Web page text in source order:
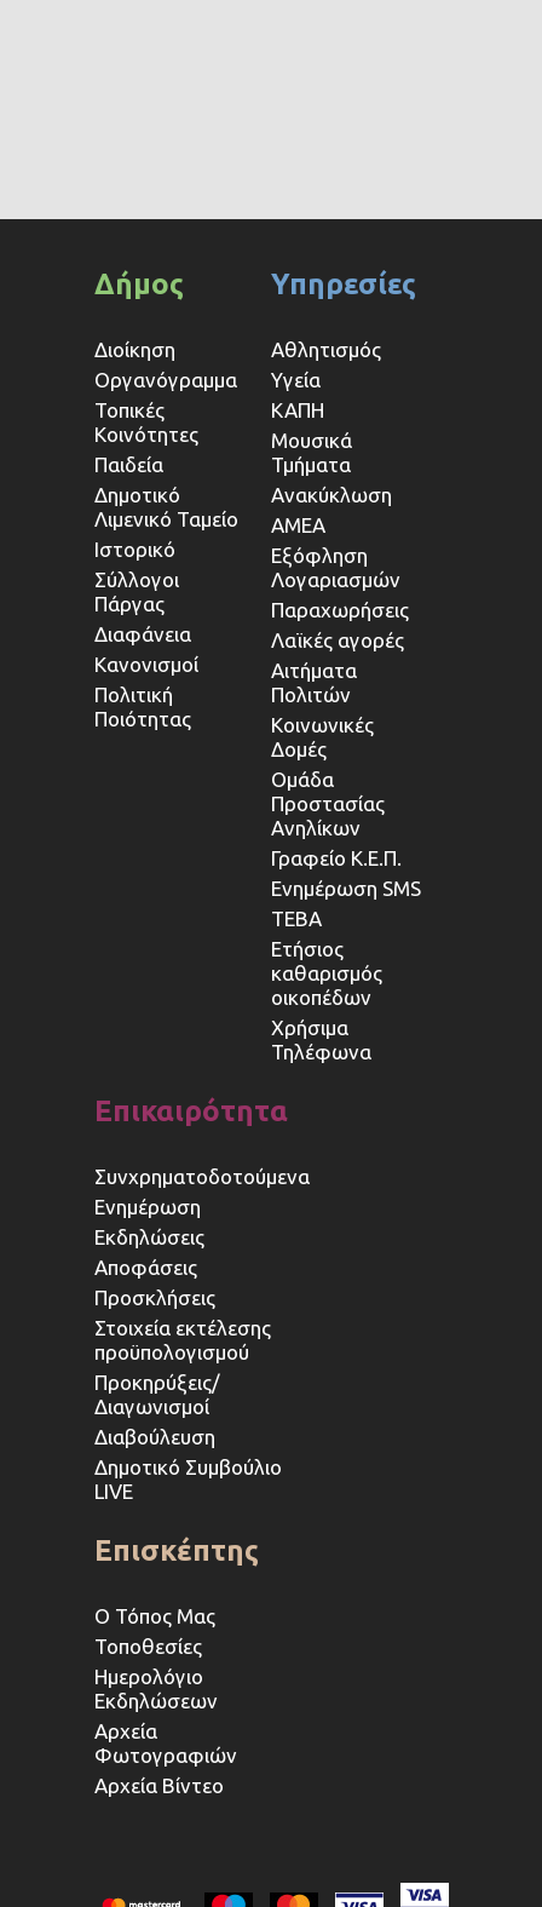
Δήμος
Διοίκηση
Οργανόγραμμα
Τοπικές
Κοινότητες
Παιδεία
Δημοτικό
Λιμενικό Ταμείο
Ιστορικό
Σύλλογοι
Πάργας
Διαφάνεια
Κανονισμοί
Πολιτική
Ποιότητας
Υπηρεσίες
Αθλητισμός
Υγεία
ΚΑΠΗ
Μουσικά
Τμήματα
Ανακύκλωση
ΑΜΕΑ
Εξόφληση
Λογαριασμών
Παραχωρήσεις
Λαϊκές αγορές
Αιτήματα
Πολιτών
Κοινωνικές
Δομές
Ομάδα
Προστασίας
Ανηλίκων
Γραφείο Κ.Ε.Π.
Ενημέρωση SMS
ΤΕΒΑ
Ετήσιος
καθαρισμός
οικοπέδων
Χρήσιμα
Τηλέφωνα
Επικαιρότητα
Συνχρηματοδοτούμενα
Ενημέρωση
Εκδηλώσεις
Αποφάσεις
Προσκλήσεις
Στοιχεία εκτέλεσης
προϋπολογισμού
Προκηρύξεις/
Διαγωνισμοί
Διαβούλευση
Δημοτικό Συμβούλιο
LIVE
Επισκέπτης
Ο Τόπος Μας
Τοποθεσίες
Ημερολόγιο
Εκδηλώσεων
Αρχεία
Φωτογραφιών
Αρχεία Βίντεο